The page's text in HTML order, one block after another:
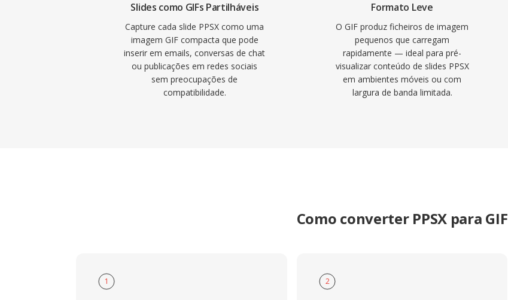
Slides como GIFs Partilháveis
Capture cada slide PPSX como uma
imagem GIF compacta que pode
inserir em emails, conversas de chat
ou publicações em redes sociais
sem preocupações de
compatibilidade.
Formato Leve
O GIF produz ficheiros de imagem
pequenos que carregam
rapidamente — ideal para pré-
visualizar conteúdo de slides PPSX
em ambientes móveis ou com
largura de banda limitada.
Como converter PPSX para GIF
1 2